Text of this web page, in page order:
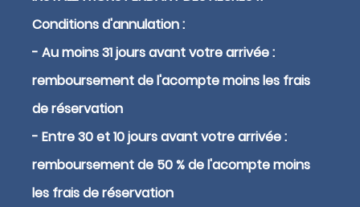
Conditions d'annulation :
- Au moins 31 jours avant votre arrivée :
remboursement de l'acompte moins les frais
de réservation
- Entre 30 et 10 jours avant votre arrivée :
remboursement de 50 % de l'acompte moins
les frais de réservation